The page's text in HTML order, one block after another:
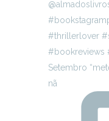
Setembro
nã